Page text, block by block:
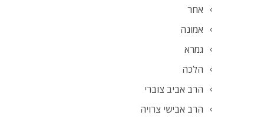
אחר
אמונה
גמרא
הלכה
הרב אביב צוברי
הרב אבישי צרויה